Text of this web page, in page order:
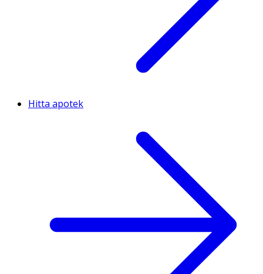
Hitta apotek